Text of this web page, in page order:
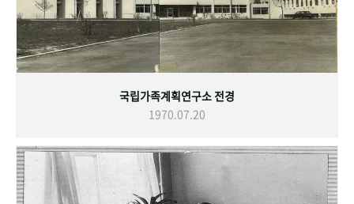
국립가족계획연구소 전경
1970.07.20